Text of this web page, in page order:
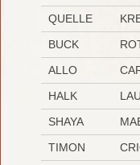
QUELLE
BUCK
ALLO
HALK
SHAYA
TIMON